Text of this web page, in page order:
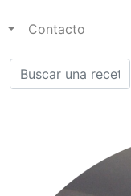
Contacto